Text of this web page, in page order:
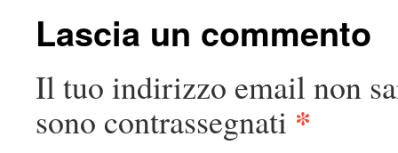
Lascia un commento
Il tuo indirizzo email non
sono contrassegnati *